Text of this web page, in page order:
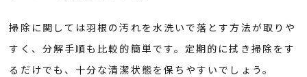
掃除に関しては羽根の汚れを水洗いで落とす方法が取りや
すく、分解手順も比較的簡単です。定期的に拭き掃除をす
るだけでも、十分な清潔状態を保ちやすいでしょう。